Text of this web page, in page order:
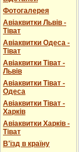
Фотогалерея
Авіаквитки Львів -
Тіват
Авіаквитки Одеса -
Тіват
Авіаквитки Тіват -
Львів
Авіаквитки Тіват -
Одеса
Авіаквитки Тіват -
Харків
Авіаквитки Харків -
Тіват
В'їзд в країну